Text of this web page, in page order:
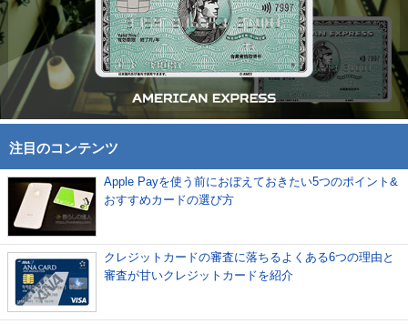
注目のコンテンツ
Apple Payを使う前におぼえておきたい5つのポイント&
おすすめカードの選び方
クレジットカードの審査に落ちるよくある6つの理由と
審査が甘いクレジットカードを紹介